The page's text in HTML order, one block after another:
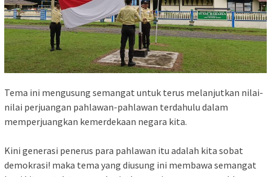
‎Tema ini mengusung semangat untuk terus melanjutkan nilai-
nilai perjuangan pahlawan-pahlawan terdahulu dalam
memperjuangkan kemerdekaan negara kita.
‎Kini generasi penerus para pahlawan itu adalah kita sobat
demokrasi! maka tema yang diusung ini membawa semangat